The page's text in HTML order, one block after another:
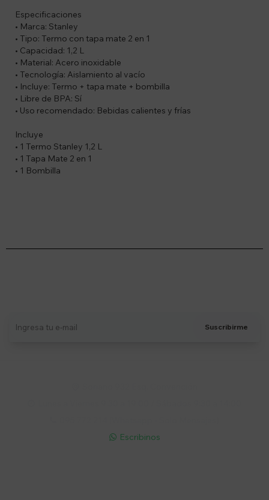
Especificaciones
• Marca: Stanley
• Tipo: Termo con tapa mate 2 en 1
• Capacidad: 1,2 L
• Material: Acero inoxidable
• Tecnología: Aislamiento al vacío
• Incluye: Termo + tapa mate + bombilla
• Libre de BPA: Sí
• Uso recomendado: Bebidas calientes y frías
Incluye
• 1 Termo Stanley 1,2 L
• 1 Tapa Mate 2 en 1
• 1 Bombilla
Suscribirme
 Escribinos